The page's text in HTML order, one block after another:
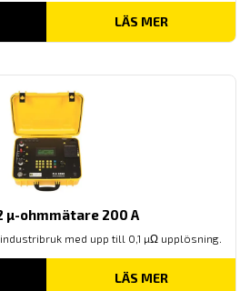
LÄS MER
µ-ohmmätare 200 A
med upp till 0,1 µΩ upplösning.
LÄS MER